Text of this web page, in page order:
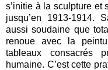
s’initie à la sculpture et
jusqu’en 1913-1914.
aussi soudaine que
renoue avec la
tableaux consacrés
humaine. C’est cette